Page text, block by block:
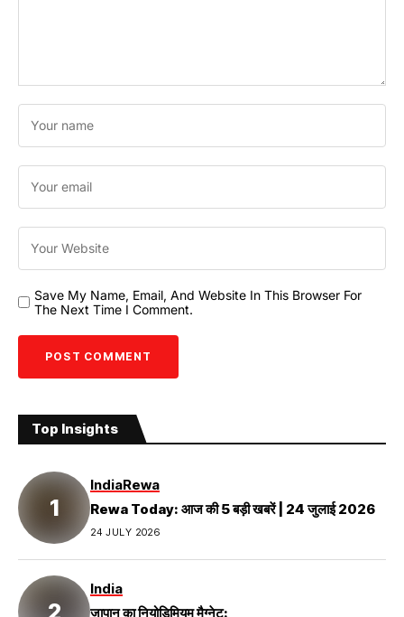
Save My Name, Email, And Website In This Browser For
The Next Time I Comment.
Top Insights
IndiaRewa
Rewa Today: आज की 5 बड़ी खबरें | 24 जुलाई 2026
24 JULY 2026
India
जापान का नियोडिमियम मैग्नेट: